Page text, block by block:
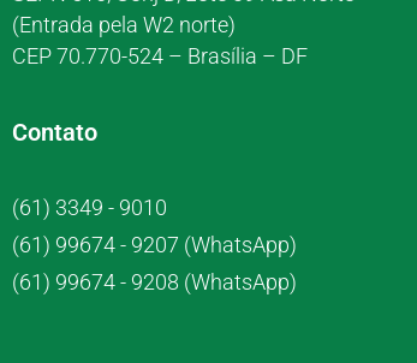
(Entrada pela W2 norte)
CEP 70.770-524 – Brasília – DF
Contato
(61) 3349 - 9010
(61) 99674 - 9207 (WhatsApp)
(61) 99674 - 9208 (WhatsApp)